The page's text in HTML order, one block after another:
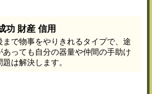
功 財産 信用
まで物事をやりきれるタイプで、途
っても自分の器量や仲間の手助け
は解決します。